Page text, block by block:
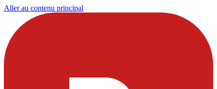
Aller au contenu principal